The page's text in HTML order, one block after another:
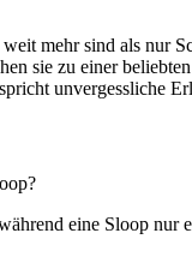
mehr sind als
sie zu einer
unvergessliche
eine Sloop